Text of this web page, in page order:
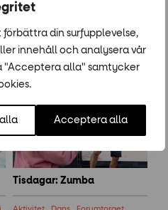
din surfupplevelse,
innehåll och analysera vår
"Acceptera alla" samtycker
Acceptera alla
28 JUL - 25
Tisdagar: Zumba